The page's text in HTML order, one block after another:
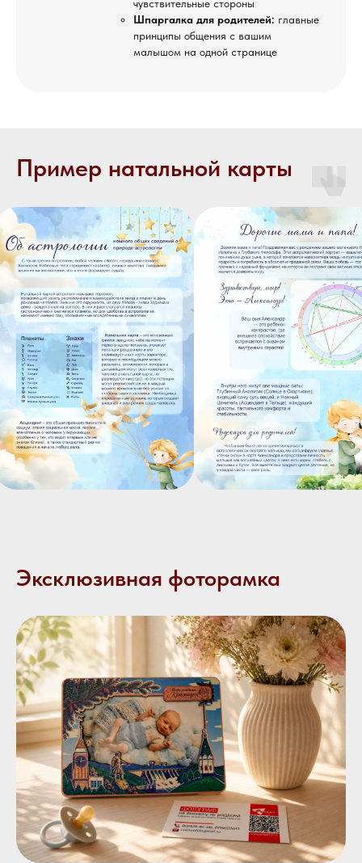
чувствительные стороны
Шпаргалка для родителей: главные
принципы общения с вашим
малышом на одной странице
Пример натальной карты
Эксклюзивная фоторамка